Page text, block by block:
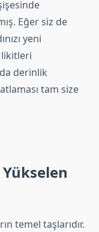
Eğer siz de
yeni
likitleri
derinlik
tam size
temel taşlarıdır.